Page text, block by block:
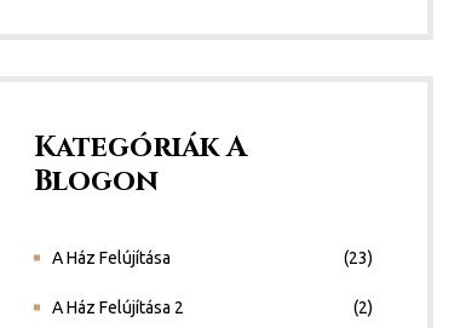
Kategóriák A
Blogon
A Ház Felújítása (23)
A Ház Felújítása 2 (2)